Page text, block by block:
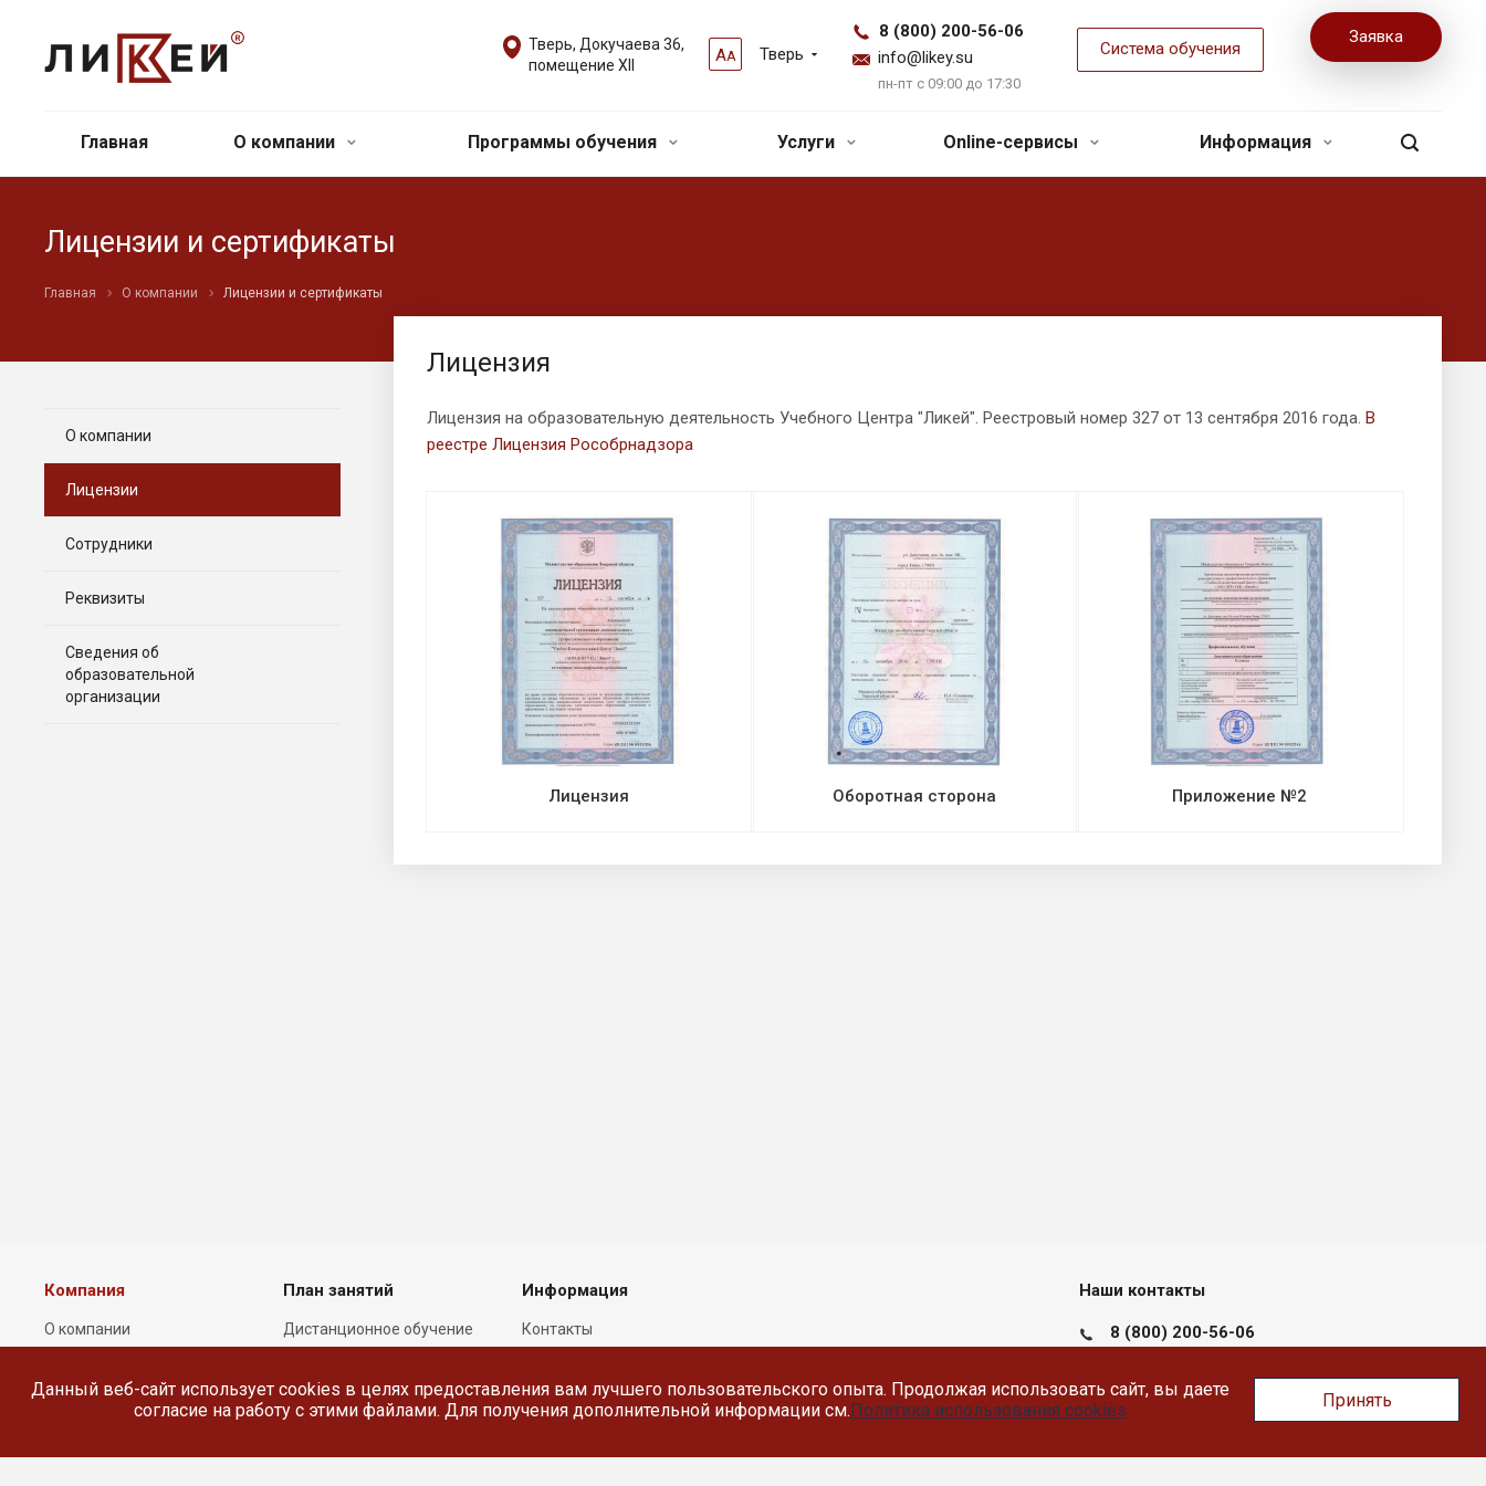
Данный веб-сайт использует cookies в целях предоставления вам лучшего пользовательского опыта. Продолжая использовать сайт, вы даете
согласие на работу с этими файлами. Для получения дополнительной информации см.Политика использования cookies Принять
АА Тверь
8 (800) 200-56-06
info@likey.su
пн-пт с 09:00 до 17:30
Система обучения
Заявка
Тверь, Докучаева 36,
помещение XII
Главная О компании Программы обучения Услуги Online-сервисы Информация
Лицензии и сертификаты
Главная О компании Лицензии и сертификаты
Лицензия
Лицензия на образовательную деятельность Учебного Центра "Ликей". Реестровый номер 327 от 13 сентября 2016 года. В
реестре Лицензия Рособрнадзора
Лицензия Оборотная сторона Приложение №2
О компании
Лицензии
Сотрудники
Реквизиты
Сведения об
образовательной
организации
Компания
О компании
Сотрудники
План занятий
Дистанционное обучение
документов
Информация
Контакты
Политика в отношении
обработки персональных
Наши контакты
8 (800) 200-56-06
Тверь, Докучаева 36, помещение XII